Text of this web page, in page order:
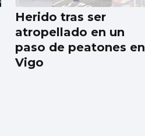
Herido tras ser
atropellado en un
paso de peatones en
Vigo